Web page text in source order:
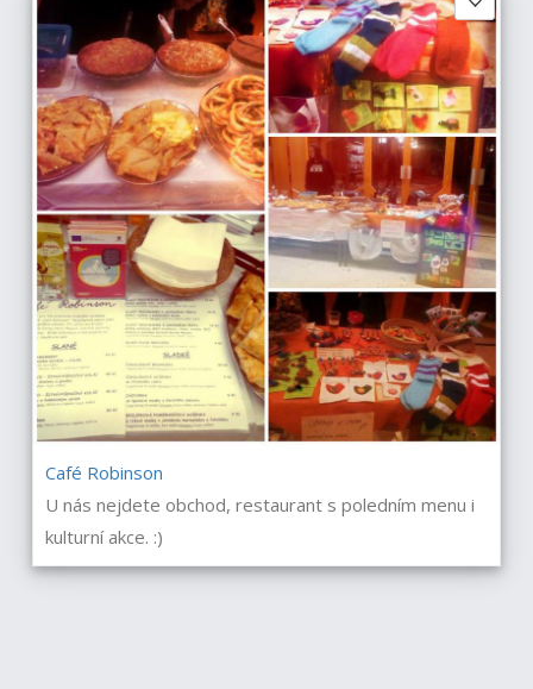
Café Robinson
U nás nejdete obchod, restaurant s poledním menu i
kulturní akce. :)